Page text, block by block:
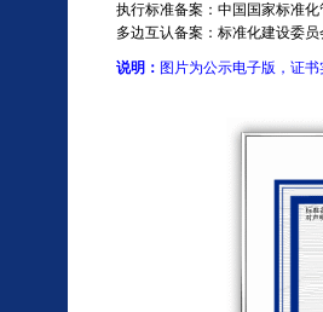
执行标准备案：中国国家标准
多边互认备案：标准化建设委员
说明： 图片为公示电子版，证